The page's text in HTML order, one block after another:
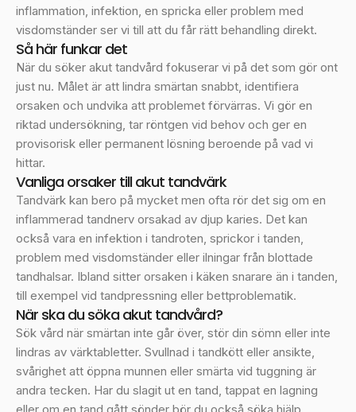
inflammation, infektion, en spricka eller problem med
visdomständer ser vi till att du får rätt behandling direkt.
Så här funkar det
När du söker akut tandvård fokuserar vi på det som gör ont
just nu. Målet är att lindra smärtan snabbt, identifiera
orsaken och undvika att problemet förvärras. Vi gör en
riktad undersökning, tar röntgen vid behov och ger en
provisorisk eller permanent lösning beroende på vad vi
hittar.
Vanliga orsaker till akut tandvärk
Tandvärk kan bero på mycket men ofta rör det sig om en
inflammerad tandnerv orsakad av djup karies. Det kan
också vara en infektion i tandroten, sprickor i tanden,
problem med visdomständer eller ilningar från blottade
tandhalsar. Ibland sitter orsaken i käken snarare än i tanden,
till exempel vid tandpressning eller bettproblematik.
När ska du söka akut tandvård?
Sök vård när smärtan inte går över, stör din sömn eller inte
lindras av värktabletter. Svullnad i tandkött eller ansikte,
svårighet att öppna munnen eller smärta vid tuggning är
andra tecken. Har du slagit ut en tand, tappat en lagning
eller om en tand gått sönder bör du också söka hjälp